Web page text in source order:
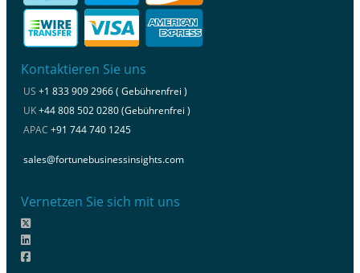
Kontaktieren Sie uns
US +1 833 909 2966 ( Gebührenfrei )
UK+44 808 502 0280 (Gebührenfrei )
APAC +91 744 740 1245
sales@fortunebusinessinsights.com
Vernetzen Sie sich mit uns